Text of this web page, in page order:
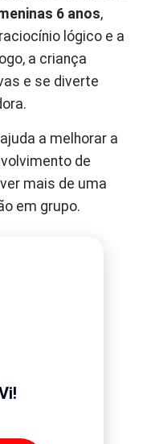
6 anos,
lógico e a
a criança
e se diverte
a melhorar a
de
mais de uma
em grupo.